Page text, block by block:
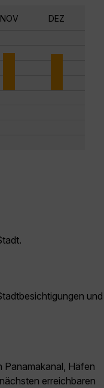
NOV DEZ
und
Panamakanal, Häfen
erreichbaren